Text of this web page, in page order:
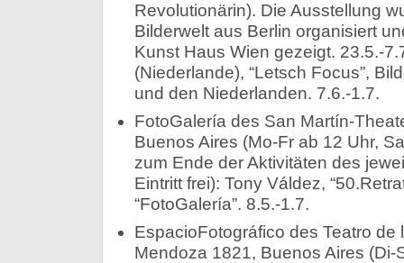
Revolutionärin). Die Ausstellung
Bilderwelt aus Berlin organisiert
Kunst Haus Wien gezeigt. 23.5.-
(Niederlande), “Letsch Focus”,
und den Niederlanden. 7.6.-1.7.
FotoGalería des San Martín-
Buenos Aires (Mo-Fr ab 12 Uhr,
zum Ende der Aktivitäten des
Eintritt frei): Tony Váldez,
“FotoGalería”. 8.5.-1.7.
EspacioFotográfico des Teatro de
Mendoza 1821, Buenos Aires (Di-